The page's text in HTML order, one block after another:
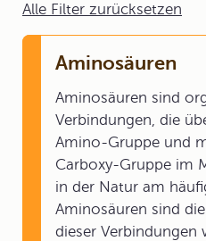
Alle Filter zurücksetzen
Aminosäuren
Aminosäuren sind
Verbindungen, die
Amino-Gruppe und
Carboxy-Gruppe im
in der Natur am
Aminosäuren sind die
dieser Verbindungen